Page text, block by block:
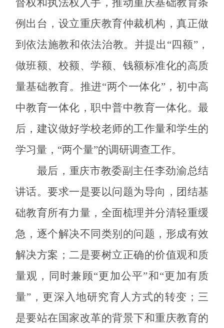
督权和执法权入手，推动重庆基础教育条
例出台，设立重庆教育仲裁机构，真正做
到依法施教和依法治教。并提出“四额”，
做班额、校额、学额、钱额标准化的高质
量基础教育。推进“两个一体化”，初中高
中教育一体化，职中普中教育一体化。最
后，建议做好学校老师的工作量和学生的
学习量，“两个量”的调研调查工作。
最后， 重庆市教委副主任李劲渝总结
讲话。要求一是要以问题为导向，团结基
础教育所有力量，全面梳理并分清轻重缓
急，逐个解决不同类别的问题，形成有效
解决方案；二是要树立正确的价值观和质
量观，同时兼顾“更加公平”和“更加有质
量”，更深入地研究育人方式的转变；三
是要站在国家改革的背景下和重庆教育的